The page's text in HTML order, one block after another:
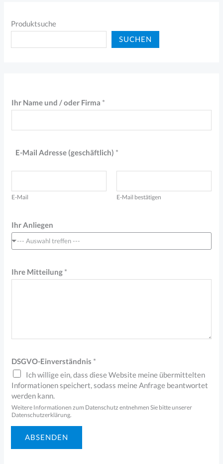
Produktsuche
SUCHEN
Ihr Name und / oder Firma *
E-Mail Adresse (geschäftlich) *
E-Mail E-Mail bestätigen
Ihr Anliegen
--- Auswahl treffen ---
a
d
r
*
Ihre Mitteilung *
DSGVO-Einverständnis *
Ich willige ein, dass diese Website meine übermittelten
Informationen speichert, sodass meine Anfrage beantwortet
werden kann.
Weitere Informationen zum Datenschutz entnehmen Sie bitte unserer
Datenschutzerklärung.
ABSENDEN